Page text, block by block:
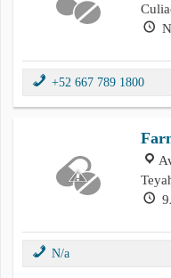
+52 667 789 1800
N/a